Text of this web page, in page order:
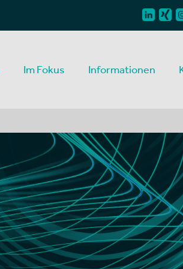
Im Fokus Informationen